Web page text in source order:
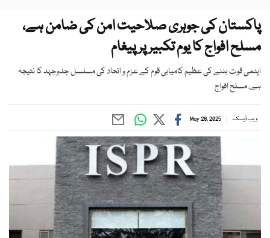
پاکستان کی جوہری صلاحیت امن کی ضامن ہے،
مسلح افواج کا یوم تکبیر پر پیغام
ایٹمی قوت بننے کی عظیم کامیابی قوم کے عزم و اتحاد کی مسلسل جدوجہد کا نتیجہ
ہے، مسلح افواج
ویب ڈیسک May 28, 2025